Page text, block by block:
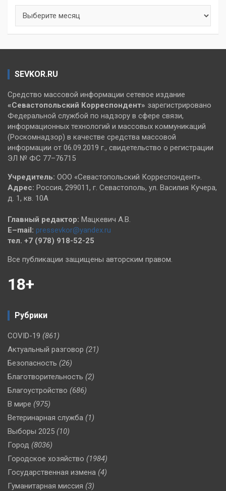
SEVKOR.RU
Средство массовой информации сетевое издание
«Севастопольский Корреспондент» зарегистрировано
Федеральной службой по надзору в сфере связи,
информационных технологий и массовых коммуникаций
(Роскомнадзор) в качестве средства массовой
информации от 06.09.2019 г., свидетельство о регистрации
ЭЛ № ФС 77–76715
Учредитель: ООО «Севастопольский Корреспондент».
Адрес: Россия, 299011, г. Севастополь, ул. Василия Кучера,
д. 1, кв. 10А
Главный редактор: Мацкевич А.В.
E–mail: pressevkor@yandex.ru
тел. +7 (978) 918-52-25
Все публикации защищены авторским правом.
18+
Рубрики
COVID-19 (861)
Актуальный разговор (21)
Безопасность (26)
Благотворительность (2)
Благоустройство (686)
В мире (975)
Ветеринарная служба (1)
Выборы 2025 (10)
Город (8036)
Городское хозяйство (1984)
Государственная измена (4)
Гуманитарная миссия (3)